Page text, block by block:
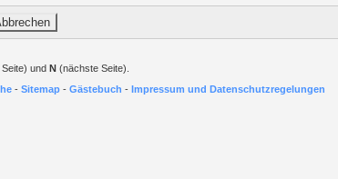
und N(nächste Seite).
- Sitemap- Gästebuch - Impressum und Datenschutzregelungen